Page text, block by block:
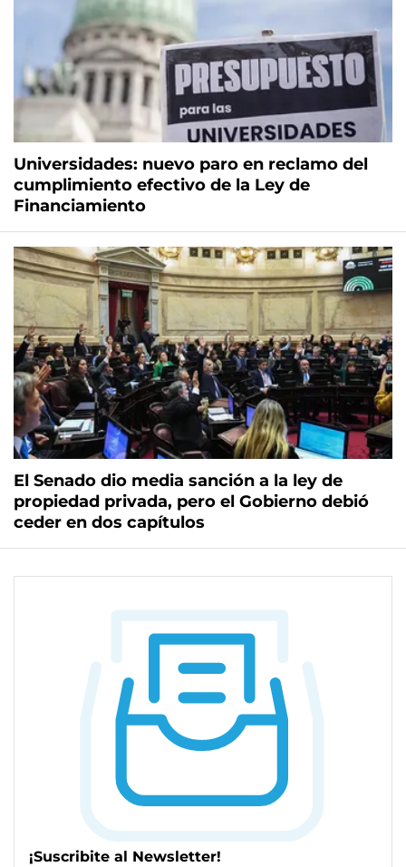
Universidades: nuevo paro en reclamo del
cumplimiento efectivo de la Ley de
Financiamiento
El Senado dio media sanción a la ley de
propiedad privada, pero el Gobierno debió
ceder en dos capítulos
¡Suscribite al Newsletter!